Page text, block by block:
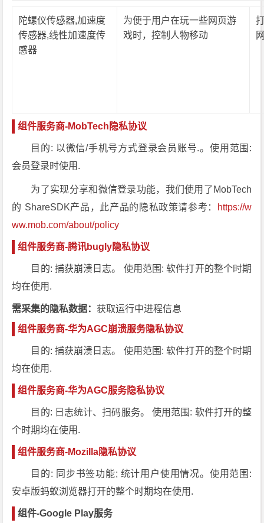
陀螺仪传感器,加速度
传感器,线性加速度传
感器
为便于用户在玩一些网页游
戏时，控制人物移动
组件服务商-MobTech隐私协议
目的: 以微信/手机号方式登录会员账号.。使用范围:
会员登录时使用.
为了实现分享和微信登录功能，我们使用了MobTech
的 ShareSDK产品，此产品的隐私政策请参考：
https://w
ww.mob.com/about/policy
组件服务商-腾讯bugly隐私协议
目的: 捕获崩溃日志。 使用范围: 软件打开的整个时期
均在使用.
需采集的隐私数据：获取运行中进程信息
组件服务商-华为AGC崩溃服务隐私协议
目的: 捕获崩溃日志。 使用范围: 软件打开的整个时期
均在使用.
组件服务商-华为AGC服务隐私协议
目的: 日志统计、扫码服务。 使用范围: 软件打开的整
个时期均在使用.
组件服务商-Mozilla隐私协议
目的: 同步书签功能; 统计用户使用情况。使用范围:
安卓版蚂蚁浏览器打开的整个时期均在使用.
组件-Google Play服务